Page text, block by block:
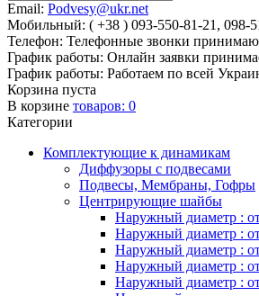
Email: Podvesy@ukr.net
Мобильный: ( +38 ) 093-550-81-21, 098-
Телефон: Телефонные звонки
График работы: Онлайн заявки
График работы: Работаем по всей
Корзина пуста
В корзине товаров: 0
Категории
Комплектующие к динамикам
Диффузоры с подвесами
Подвесы, Мембраны, Гофры
Центрирующие шайбы
Наружный диаметр :
Наружный диаметр :
Наружный диаметр :
Наружный диаметр :
Наружный диаметр :